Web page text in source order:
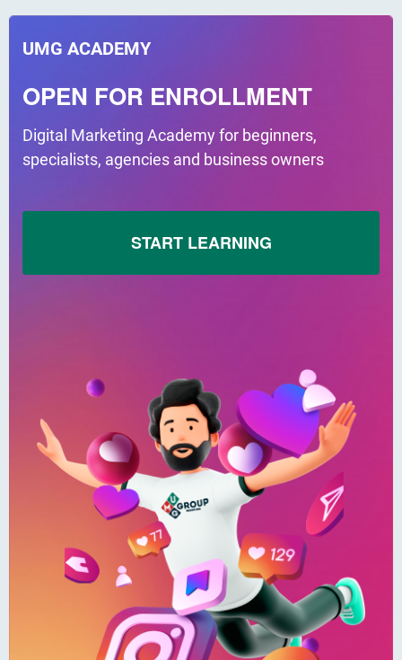
UMG ACADEMY
OPEN FOR ENROLLMENT
Digital Marketing Academy for beginners,
specialists, agencies and business owners
START LEARNING